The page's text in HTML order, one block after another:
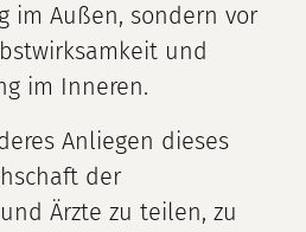
im Außen, sondern vor
und
im Inneren.
Anliegen dieses
der
Ärzte zu teilen, zu